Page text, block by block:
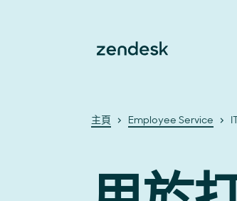
主頁 Employee Service